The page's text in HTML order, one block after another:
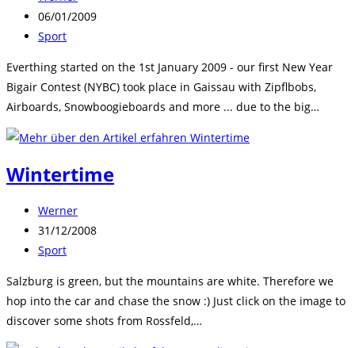
Autor:
Beitrag
veröffentlicht:
06/01/2009
Beitrags-
Sport
Everthing started on the 1st January 2009 - our first New Year
Bigair Contest (NYBC) took place in Gaissau with Zipflbobs,
Airboards, Snowboogieboards and more ... due to the big…
Wintertime
Beitrags-
Autor:
Werner
Beitrag
veröffentlicht:
31/12/2008
Beitrags-
Sport
Salzburg is green, but the mountains are white. Therefore we
hop into the car and chase the snow :) Just click on the image to
discover some shots from Rossfeld,…